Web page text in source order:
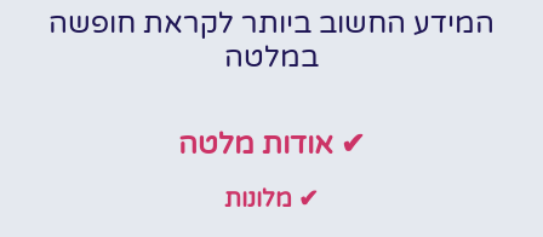
המידע החשוב ביותר לקראת חופשה
במלטה
✔ אודות מלטה
✔ מלונות